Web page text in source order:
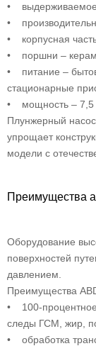
•
•
• корпусная
• поршни –
• питание –
стационарные
• мощность – 7,5
Плунжерный
упрощает
модели с
Преимущества
Оборудование
поверхностей
давлением.
Преимущества
• 100-процентное
следы ГСМ, жир,
• обработка